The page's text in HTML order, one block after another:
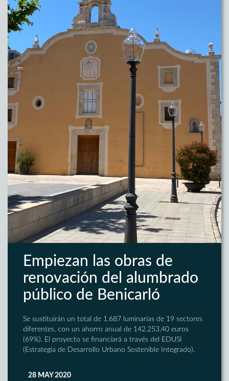
Empiezan las obras de
renovación del alumbrado
público de Benicarló
Se sustituirán un total de 1.687 luminarias de 19 sectores
diferentes, con un ahorro anual de 142.253,40 euros
(69%). El proyecto se financiará a través del EDUSI
(Estrategia de Desarrollo Urbano Sostenible Integrado).
28 MAY 2020